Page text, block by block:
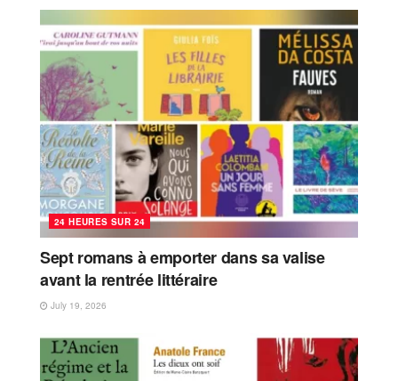
24 HEURES SUR 24
Sept romans à emporter dans sa valise
avant la rentrée littéraire
July 19, 2026